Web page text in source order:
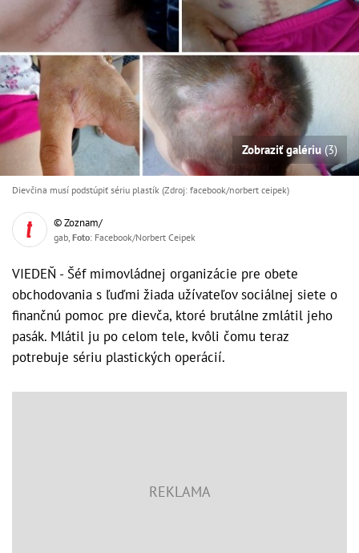
Zobraziť galériu(3)
Dievčina musí podstúpiť sériu plastík (Zdroj: facebook/norbert ceipek)
© Zoznam/
gab, Foto: Facebook/Norbert Ceipek
VIEDEŇ - Šéf mimovládnej organizácie pre obete
obchodovania s ľuďmi žiada užívateľov sociálnej siete o
finančnú pomoc pre dievča, ktoré brutálne zmlátil jeho
pasák. Mlátil ju po celom tele, kvôli čomu teraz
potrebuje sériu plastických operácií.